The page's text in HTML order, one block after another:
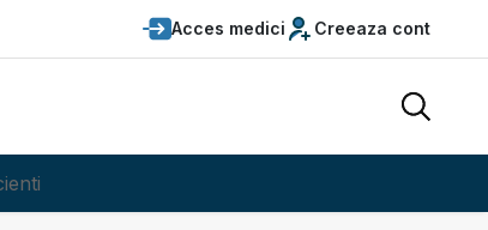
Acces medici Creeaza cont